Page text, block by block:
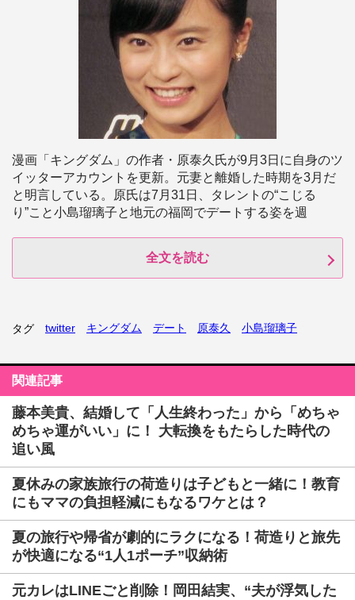
漫画「キングダム」の作者・原泰久氏が9月3日に自身のツ
イッターアカウントを更新。元妻と離婚した時期を3月だ
と明言している。原氏は7月31日、タレントの“こじる
り”こと小島瑠璃子と地元の福岡でデートする姿を週
全文を読む
タグ twitter キングダム デート 原泰久 小島瑠璃子
関連記事
藤本美貴、結婚して「人生終わった」から「めちゃ
めちゃ運がいい」に！ 大転換をもたらした時代の
追い風
夏休みの家族旅行の荷造りは子どもと一緒に！教育
にもママの負担軽減にもなるワケとは？
夏の旅行や帰省が劇的にラクになる！荷造りと旅先
が快適になる“1人1ポーチ”収納術
元カレはLINEごと削除！岡田結実、“夫が浮気した